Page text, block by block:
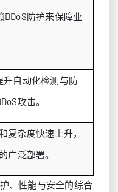
防护来保障业
升自动化检测与防
攻击。
复杂度快速上升，
广泛部署。
、性能与安全的综合